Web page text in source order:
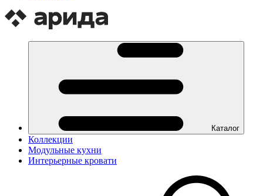
Каталог
Коллекции
Модульные кухни
Интерьерные кровати